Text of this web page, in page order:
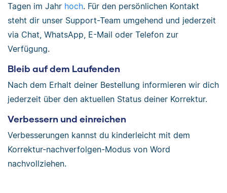
Tagen im Jahr hoch. Für den persönlichen Kontakt
steht dir unser Support-Team umgehend und jederzeit
via Chat, WhatsApp, E-Mail oder Telefon zur
Verfügung.
Bleib auf dem Laufenden
Nach dem Erhalt deiner Bestellung informieren wir dich
jederzeit über den aktuellen Status deiner Korrektur.
Verbessern und einreichen
Verbesserungen kannst du kinderleicht mit dem
Korrektur-nachverfolgen-Modus von Word
nachvollziehen.